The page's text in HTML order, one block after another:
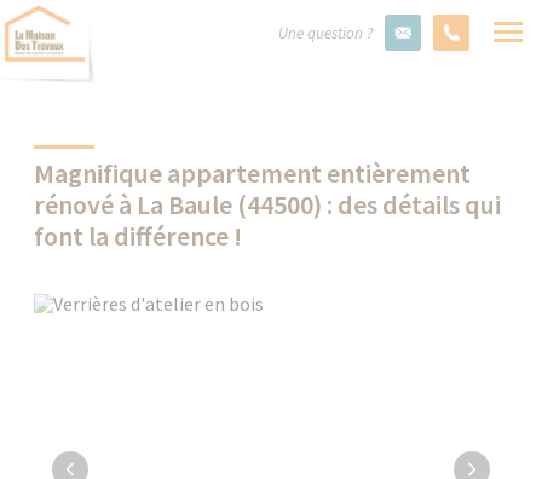
Une question ?
Magnifique appartement entièrement
rénové à La Baule (44500) : des détails qui
font la différence !